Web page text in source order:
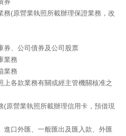
務(原營業執照所載辦理保證業務，改
券、公司債券及公司股票
業務
業務
上各款業務有關或經主管機關核准之
(原營業執照所載辦理信用卡，預借現
進口外匯、一般匯出及匯入款、外匯